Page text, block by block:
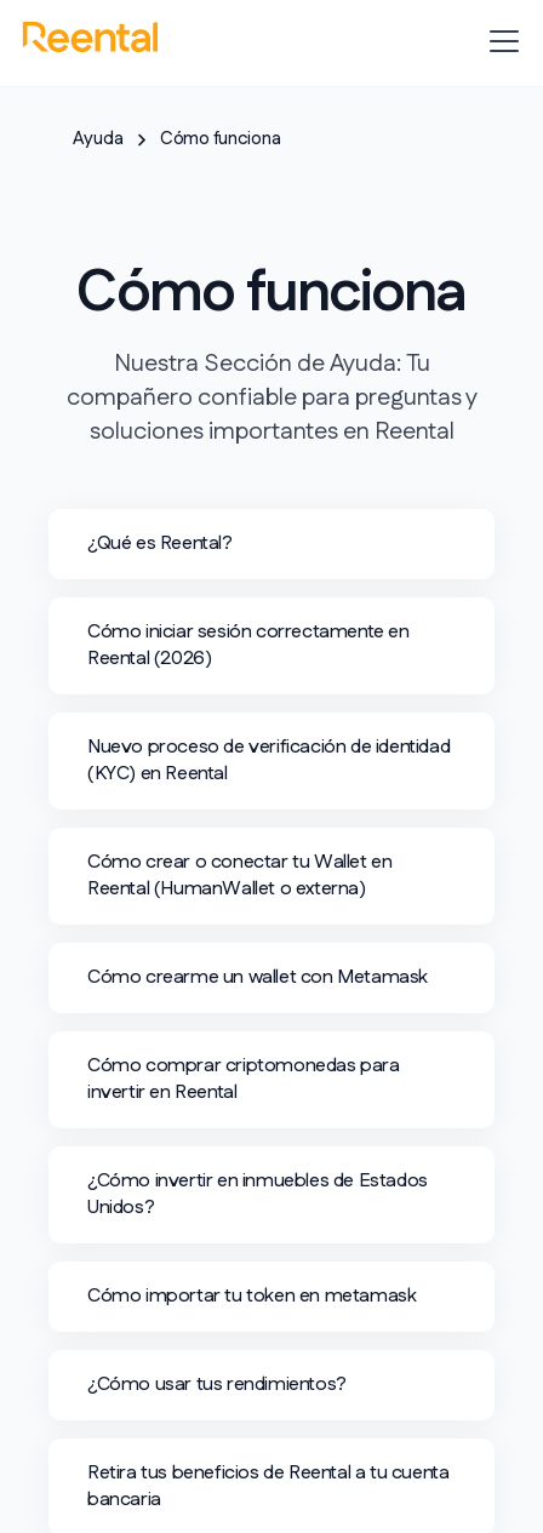
Ayuda Cómo funciona
Cómo funciona
Nuestra Sección de Ayuda: Tu
compañero confiable para preguntas y
soluciones importantes en Reental
¿Qué es Reental?
Cómo iniciar sesión correctamente en
Reental (2026)
Nuevo proceso de verificación de identidad
(KYC) en Reental
Cómo crear o conectar tu Wallet en
Reental (HumanWallet o externa)
Cómo crearme un wallet con Metamask
Cómo comprar criptomonedas para
invertir en Reental
¿Cómo invertir en inmuebles de Estados
Unidos?
Cómo importar tu token en metamask
¿Cómo usar tus rendimientos?
Retira tus beneficios de Reental a tu cuenta
bancaria